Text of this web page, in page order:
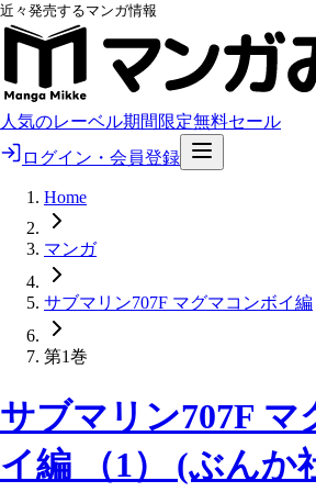
近々発売するマンガ情報
人気のレーベル期間限定無料セール
ログイン・会員登録
Home
マンガ
サブマリン707F マグマコンボイ編
第1巻
サブマリン707F マ
イ編 （1） (ぶんか